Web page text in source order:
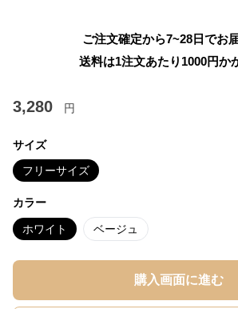
ご注文確定から7~28日でお
送料は1注文あたり 1000円か
3,280 円
サイズ
フリーサイズ
カラー
ホワイト ベージュ
購入画面に進む